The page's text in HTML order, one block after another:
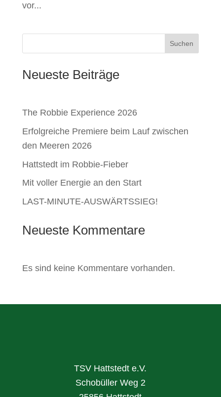
vor...
Suchen
Neueste Beiträge
The Robbie Experience 2026
Erfolgreiche Premiere beim Lauf zwischen
den Meeren 2026
Hattstedt im Robbie-Fieber
Mit voller Energie an den Start
LAST-MINUTE-AUSWÄRTSSIEG!
Neueste Kommentare
Es sind keine Kommentare vorhanden.
TSV Hattstedt e.V.
Schobüller Weg 2